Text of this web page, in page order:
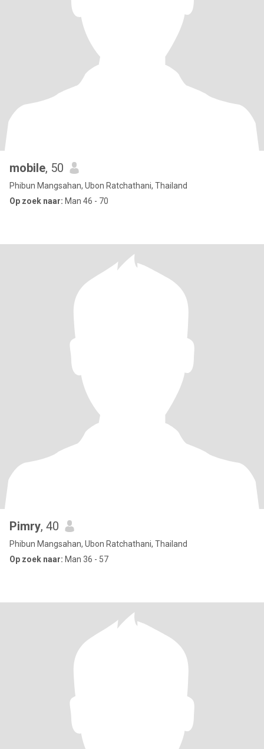
mobile, 50
Phibun Mangsahan, Ubon Ratchathani, Thailand
Op zoek naar: Man 46 - 70
Pimry, 40
Phibun Mangsahan, Ubon Ratchathani, Thailand
Op zoek naar: Man 36 - 57